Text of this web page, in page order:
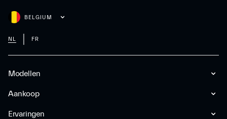
Modellen
Aankoop
Ervaringen
BELGIUM
NL FR